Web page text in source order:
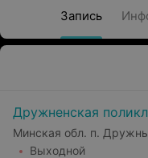
Запись
Дружненская
Минская обл. п.
Выходной